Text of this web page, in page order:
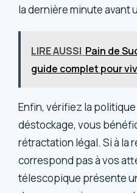
la dernière minute avant
LIRE AUSSI Pain de
guide complet pour
Enfin, vérifiez la
déstockage, vous
rétractation légal. Si à la
correspond pas à vos
télescopique présente